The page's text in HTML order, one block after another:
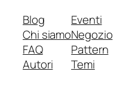
Blog
Chi siamo
FAQ
Autori
Eventi
Negozio
Pattern
Temi